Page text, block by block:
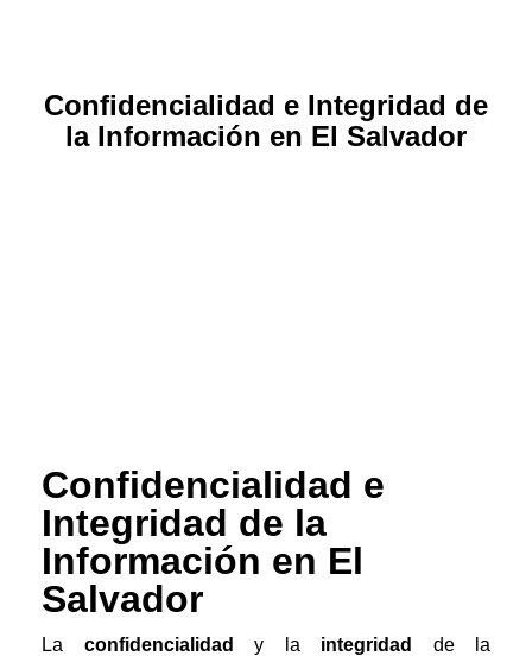
Confidencialidad e Integridad de
la Información en El Salvador
Confidencialidad e
Integridad de la
Información en El
Salvador
La confidencialidad y la integridad
de la